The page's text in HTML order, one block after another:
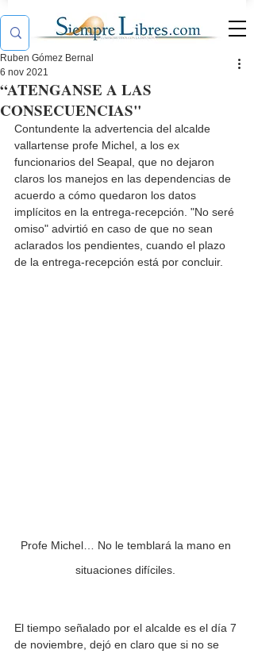
“ATENGANSE A LAS
CONSECUENCIAS"
Ruben Gómez Bernal
6 nov 2021
Contundente la advertencia del alcalde
vallartense profe Michel, a los ex
funcionarios del Seapal, que no dejaron
claros los manejos en las dependencias de
acuerdo a cómo quedaron los datos
implícitos en la entrega-recepción. "No seré
omiso" advirtió en caso de que no sean
aclarados los pendientes, cuando el plazo
de la entrega-recepción está por concluir.
Profe Michel… No le temblará la mano en
situaciones difíciles.
El tiempo señalado por el alcalde es el día 7
de noviembre, dejó en claro que si no se